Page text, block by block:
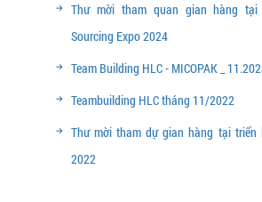
Thư mời tham quan gian hàng tại
Sourcing Expo 2024
Team Building HLC - MICOPAK _
Teambuilding HLC tháng 11/2022
Thư mời tham dự gian hàng tại triển
2022